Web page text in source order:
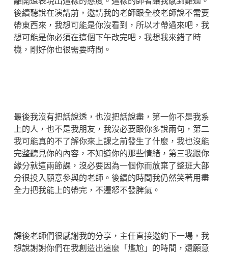
後續聽說在演講前，邀請我的老師跟全校老師說不需要
帶東西來，我想可能是你沒看到，所以才帶過來吧，我
想可能是你必須在這個下午改完吧，我想我來錯了時
機，剛好你也很需要時間。
最後我沒有把話說透，也沒把話說盡，第一你不是我系
上的人，也不是我朋友，我沒必要跟你多說兩句，第二
我可能真的不了解你來上課之前發生了什麼，我也沒能
完整聽見你的內容，不知道你的那些情緒，第三我跟你
緣分就這兩節課，沒必要因為一個你而放棄了整班大部
分很投入願意參與的老師。後續的時間我仍然笑著用盡
全力把我能上的帶完，不遷怒不發脾氣。
課後老師們很感謝我的分享，主任直接邀約下一場，我
想說謝謝你們在我創造出這麼「尷尬」的時間，還願意